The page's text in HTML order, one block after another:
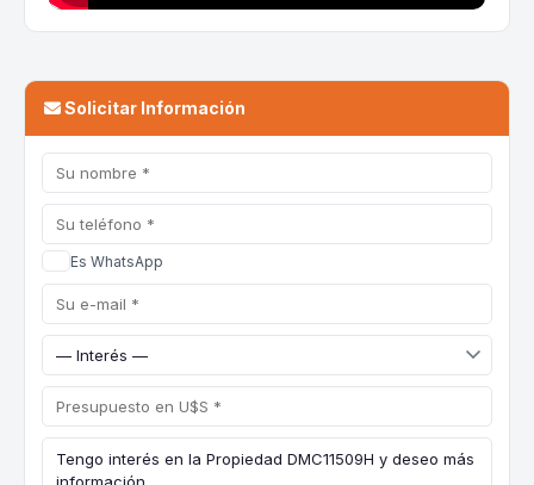
Solicitar Información
Es WhatsApp